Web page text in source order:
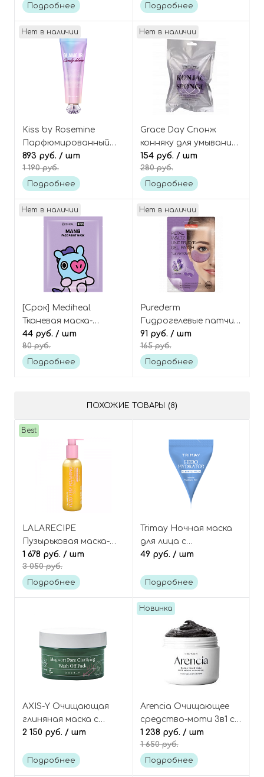
Daily Eye Mask Rose
Подробнее
ночи» Daily Eye mask
Подробнее
Нет в наличии
Kiss by Rosemine
Парфюмированный
крем для тела
«Карамельно-
цветочный» Fragrance
893 руб. / шт
1 190 руб.
Подробнее
Нет в наличии
Grace Day Спонж
конняку для умывания
(цвета в
ассортименте) Konjac
sponge
154 руб. / шт
280 руб.
Подробнее
Нет в наличии
[Срок] Mediheal
Тканевая маска-
стикеры с лавандой
«Манг» BT21 Mang
face point mask
44 руб. / шт
80 руб.
Подробнее
Нет в наличии
Purederm
Гидрогелевые патчи с
лепестками лаванды 1
пара Petal waltz under
eye gel patch ‘lavender’
91 руб. / шт
165 руб.
Подробнее
ПОХОЖИЕ ТОВАРЫ (8)
Best
LALARECIPE
Пузырьковая маска-
пенка для очищения
кожи с цитрусом юдзу
и кислотами, Yuzu Self
1 678 руб. / шт
3 050 руб.
Подробнее
Trimay Ночная маска
для лица с
гиалуроновой
глюканом (пирамидка),
Pack
49 руб. / шт
Подробнее
AXIS-Y Очищающая
глиняная маска с
артишоком и
Pore Clarifying Wash
2 150 руб. / шт
Подробнее
Новинка
Arencia Очищающее
средство-моти 3в1 с
чёрным чаем и
цитрусом юдзу, Black
Tea & Yuzu Rice Mochi
1 238 руб. / шт
1 650 руб.
Подробнее